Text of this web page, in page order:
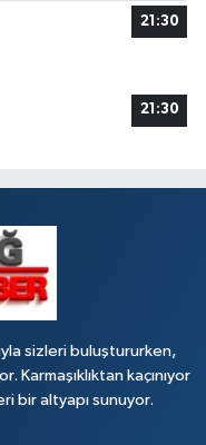
TRAFİK IŞIKLARININ YANI21:30
21:30
sizleri buluştururken,
kaçınıyor
bir altyapı sunuyor.